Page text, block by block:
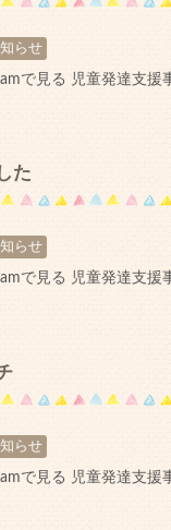
らせ
で見る 児童発達支援
た
らせ
で見る 児童発達支援
らせ
で見る 児童発達支援